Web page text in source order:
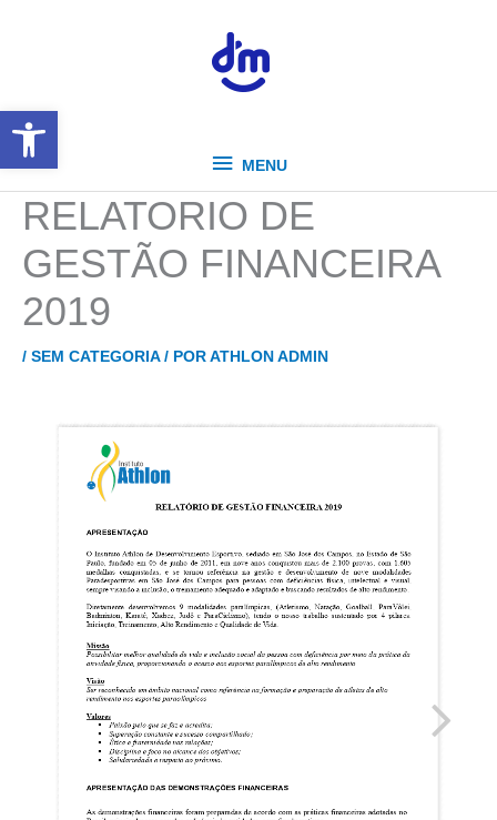
ABRIR A BARRA DE FERRAMENTAS
MENU
RELATORIO DE
GESTÃO FINANCEIRA
2019
/ SEM CATEGORIA/ POR ATHLON ADMIN